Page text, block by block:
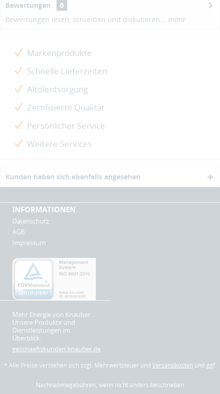
Bewertungen
0
Bewertungen lesen, schreiben und diskutieren... mehr
Markenprodukte
Schnelle Lieferzeiten
Altölentsorgung
Zertifizierte Qualität
Persönlicher Service
Weitere Services
Kunden haben sich ebenfalls angesehen
INFORMATIONEN
Datenschutz
AGB
Impressum
Mehr Energie von Knauber…
Unsere Produkte und
Dienstleistungen im
Überblick:
geschaeftskunden.knauber.de
* Alle Preise verstehen sich zzgl. Mehrwertsteuer und Versandkosten und ggf.
Nachnahmegebühren, wenn nicht anders beschrieben